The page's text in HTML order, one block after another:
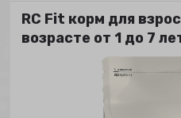
RC Fit корм для
возрасте от 1 до 7